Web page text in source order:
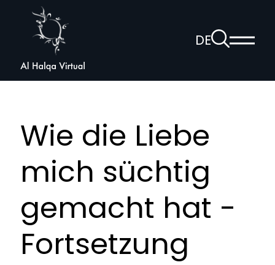
Halqa
DEZur
Suchseite
Wie die Liebe
mich süchtig
gemacht hat -
Fortsetzung